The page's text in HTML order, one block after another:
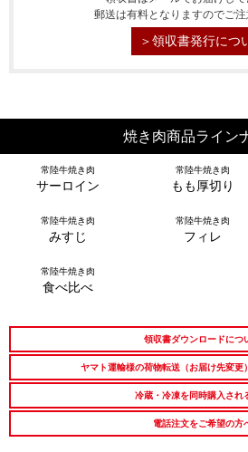
シーン別特集
お中元ギフト
お中元ハムギフ
郵送は有料となりますのでご
＞領収書発行につ
焼き肉商品ライン
常陸牛焼き肉
サーロイン
常陸牛焼き肉
もも厚切り
常陸牛焼き肉
みすじ
常陸牛焼き肉
フィレ
常陸牛焼き肉
食べ比べ
領収書ダウンロードにつ
ヤマト運輸様の荷物転送（お届け先変更
冷蔵・冷凍を同時購入され
電話注文をご希望の方